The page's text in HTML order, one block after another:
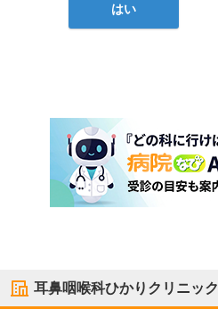
はい
耳鼻咽喉科ひかりクリニック